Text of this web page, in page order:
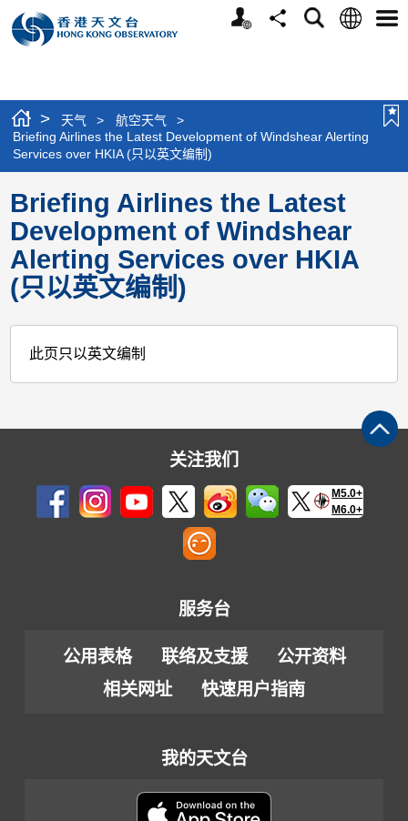
个
分
搜
语
选
> 天气 > 航空天气
>
Briefing Airlines the Latest Development of Windshear Alerting
Services over HKIA (只以英文编制)
Briefing Airlines the Latest
Development of Windshear
Alerting Services over HKIA
(只以英文编制)
此页只以英文编制
关注我们
M5.0+
M6.0+
服务台
公用表格 联络及支援
公开资料
相关网址
快速用户指南
我的天文台